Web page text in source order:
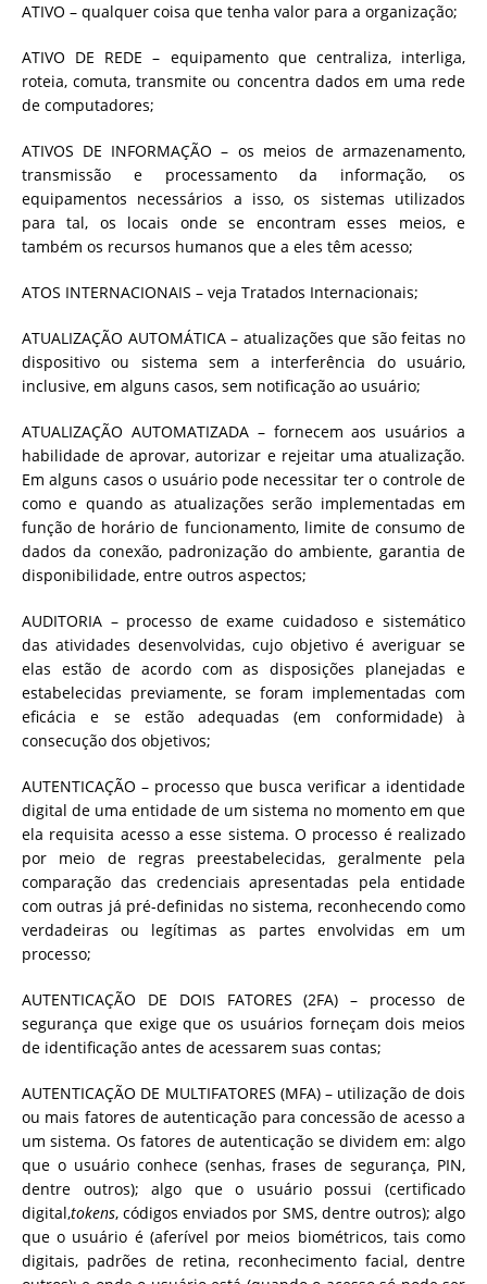
ATIVO – qualquer coisa que tenha valor para a organização;
ATIVO DE REDE – equipamento que centraliza, interliga,
roteia, comuta, transmite ou concentra dados em uma rede
de computadores;
ATIVOS DE INFORMAÇÃO – os meios de armazenamento,
transmissão e processamento da informação, os
equipamentos necessários a isso, os sistemas utilizados
para tal, os locais onde se encontram esses meios, e
também os recursos humanos que a eles têm acesso;
ATOS INTERNACIONAIS – veja Tratados Internacionais;
ATUALIZAÇÃO AUTOMÁTICA – atualizações que são feitas no
dispositivo ou sistema sem a interferência do usuário,
inclusive, em alguns casos, sem notificação ao usuário;
ATUALIZAÇÃO AUTOMATIZADA – fornecem aos usuários a
habilidade de aprovar, autorizar e rejeitar uma atualização.
Em alguns casos o usuário pode necessitar ter o controle de
como e quando as atualizações serão implementadas em
função de horário de funcionamento, limite de consumo de
dados da conexão, padronização do ambiente, garantia de
disponibilidade, entre outros aspectos;
AUDITORIA – processo de exame cuidadoso e sistemático
das atividades desenvolvidas, cujo objetivo é averiguar se
elas estão de acordo com as disposições planejadas e
estabelecidas previamente, se foram implementadas com
eficácia e se estão adequadas (em conformidade) à
consecução dos objetivos;
AUTENTICAÇÃO – processo que busca verificar a identidade
digital de uma entidade de um sistema no momento em que
ela requisita acesso a esse sistema. O processo é realizado
por meio de regras preestabelecidas, geralmente pela
comparação das credenciais apresentadas pela entidade
com outras já pré-definidas no sistema, reconhecendo como
verdadeiras ou legítimas as partes envolvidas em um
processo;
AUTENTICAÇÃO DE DOIS FATORES (2FA) – processo de
segurança que exige que os usuários forneçam dois meios
de identificação antes de acessarem suas contas;
AUTENTICAÇÃO DE MULTIFATORES (MFA) – utilização de dois
ou mais fatores de autenticação para concessão de acesso a
um sistema. Os fatores de autenticação se dividem em: algo
que o usuário conhece (senhas, frases de segurança, PIN,
dentre outros); algo que o usuário possui (certificado
digital,tokens, códigos enviados por SMS, dentre outros); algo
que o usuário é (aferível por meios biométricos, tais como
digitais, padrões de retina, reconhecimento facial, dentre